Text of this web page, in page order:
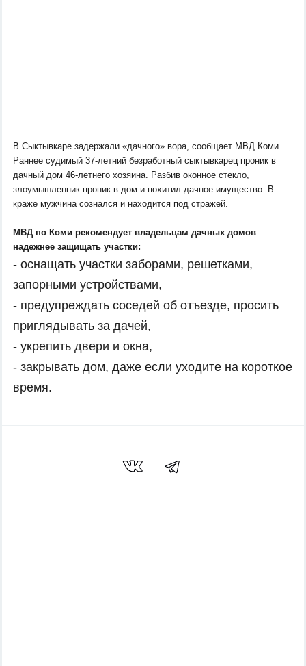
В Сыктывкаре задержали «дачного» вора, сообщает МВД Коми.
Раннее судимый 37-летний безработный сыктывкарец проник в
дачный дом 46-летнего хозяина. Разбив оконное стекло,
злоумышленник проник в дом и похитил дачное имущество. В
краже мужчина сознался и находится под стражей.
МВД по Коми рекомендует владельцам дачных домов
надежнее защищать участки:
- оснащать участки заборами, решетками,
запорными устройствами,
- предупреждать соседей об отъезде, просить
приглядывать за дачей,
- укрепить двери и окна,
- закрывать дом, даже если уходите на короткое
время.